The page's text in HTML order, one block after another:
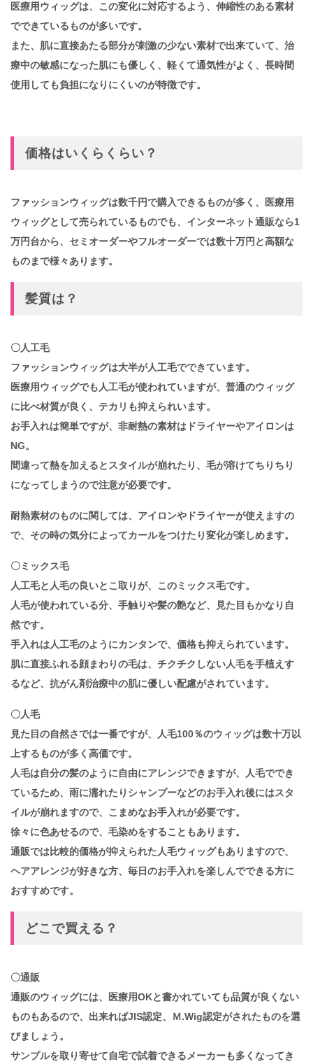
医療用ウィッグは、この変化に対応するよう、伸縮性のある素材
でできているものが多いです。
また、肌に直接あたる部分が刺激の少ない素材で出来ていて、治
療中の敏感になった肌にも優しく、軽くて通気性がよく、長時間
使用しても負担になりにくいのが特徴です。
価格はいくらくらい？
ファッションウィッグは数千円で購入できるものが多く、医療用
ウィッグとして売られているものでも、 インターネット通販なら1
万円台から、セミオーダーやフルオーダーでは数十万円と高額な
ものまで様々あります。
髪質は？
〇人工毛
ファッションウィッグは大半が人工毛でできています。
医療用ウィッグでも人工毛が使われていますが、普通のウィッグ
に比べ材質が良く、テカリも抑えられいます。
お手入れは簡単ですが、非耐熱の素材はドライヤーやアイロンは
NG。
間違って熱を加えるとスタイルが崩れたり、毛が溶けてちりちり
になってしまうので注意が必要です。
耐熱素材のものに関しては、アイロンやドライヤーが使えますの
で、その時の気分によってカールをつけたり変化が楽しめます。
〇ミックス毛
人工毛と人毛の良いとこ取りが、このミックス毛です。
人毛が使われている分、手触りや髪の艶など、見た目もかなり自
然です。
手入れは人工毛のようにカンタンで、価格も抑えられています。
肌に直接ふれる顔まわりの毛は、チクチクしない人毛を手植えす
るなど、抗がん剤治療中の肌に優しい配慮がされています。
〇人毛
見た目の自然さでは一番ですが、人毛100％のウィッグは数十万以
上するものが多く高価です。
人毛は自分の髪のように自由にアレンジできますが、人毛ででき
ているため、雨に濡れたりシャンプーなどのお手入れ後にはスタ
イルが崩れますので、こまめなお手入れが必要です。
徐々に色あせるので、毛染めをすることもあります。
通販では比較的価格が抑えられた人毛ウィッグもありますので、
ヘアアレンジが好きな方、毎日のお手入れを楽しんでできる方に
おすすめです。
どこで買える？
〇通販
通販のウィッグには、医療用OKと書かれていても品質が良くない
ものもあるので、出来ればJIS認定、Ｍ.Wig認定がされたものを選
びましょう。
サンプルを取り寄せて自宅で試着できるメーカーも多くなってき